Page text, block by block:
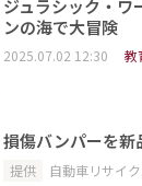
ジュラシック・
ンの海で大冒険
2025.07.02 12:30 教
損傷バンパーを
提供
自動車リサイ